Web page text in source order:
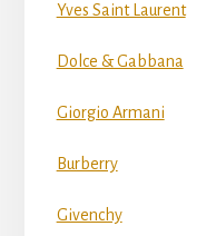
Yves Saint Laurent
Dolce & Gabbana
Giorgio Armani
Burberry
Givenchy